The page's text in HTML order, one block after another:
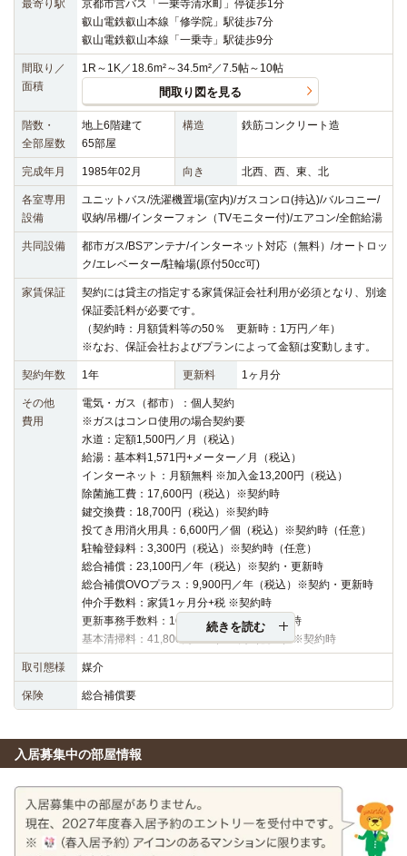
最寄り駅
京都市営バス「一乗寺清水町」停徒歩1分
叡山電鉄叡山本線「修学院」駅徒歩7分
叡山電鉄叡山本線「一乗寺」駅徒歩9分
間取り／
面積
1R～1K／18.6m²～34.5m²／7.5帖～10帖
間取り図を見る
階数・
全部屋数
地上6階建て
65部屋
構造 鉄筋コンクリート造
完成年月 1985年02月 向き 北西、西、東、北
各室専用
設備
ユニットバス/洗濯機置場(室内)/ガスコンロ(持込)/バルコニー/
収納/吊棚/インターフォン（TVモニター付)/エアコン/全館給湯
共同設備
都市ガス/BSアンテナ/インターネット対応（無料）/オートロッ
ク/エレベーター/駐輪場(原付50cc可)
家賃保証
契約には貸主の指定する家賃保証会社利用が必須となり、別途
保証委託料が必要です。
（契約時：月額賃料等の50％ 更新時：1万円／年）
※なお、保証会社およびプランによって金額は変動します。
契約年数 1年 更新料 1ヶ月分
その他
費用
電気・ガス（都市）：個人契約
※ガスはコンロ使用の場合契約要
水道：定額1,500円／月（税込）
給湯：基本料1,571円+メーター／月（税込）
インターネット：月額無料 ※加入金13,200円（税込）
除菌施工費：17,600円（税込）※契約時
鍵交換費：18,700円（税込）※契約時
投てき用消火用具：6,600円／個（税込）※契約時（任意）
駐輪登録料：3,300円（税込）※契約時（任意）
総合補償：23,100円／年（税込）※契約・更新時
総合補償OVOプラス：9,900円／年（税込）※契約・更新時
仲介手数料：家賃1ヶ月分+税 ※契約時
更新事務手数料：16,500円（税込）※更新時
基本清掃料：41,800円～47,300円（税込）※契約時
続きを読む
取引態様 媒介
保険 総合補償要
入居募集中の部屋情報